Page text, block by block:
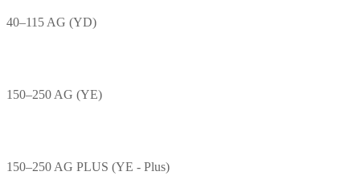
40–115 AG (YD)
150–250 AG (YE)
150–250 AG PLUS (YE - Plus)